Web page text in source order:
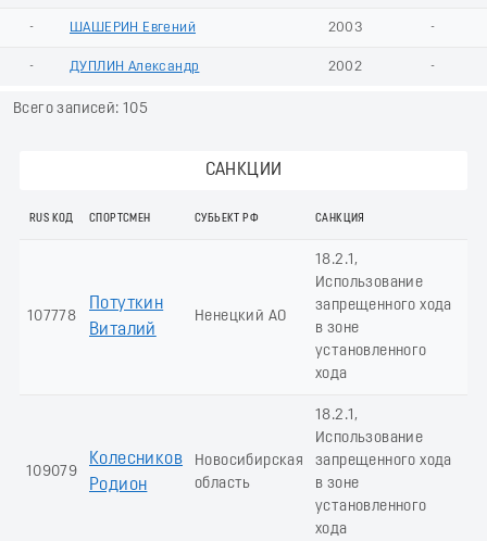
- ШАШЕРИН Евгений 2003 -
- ДУПЛИН Александр 2002 -
Всего записей: 105
САНКЦИИ
RUS КОД СПОРТСМЕН СУБЬЕКТ РФ САНКЦИЯ
107778
Потуткин
Виталий
Ненецкий АО
18.2.1,
Использование
запрещенного хода
в зоне
установленного
хода
109079
Колесников
Родион
Новосибирская
область
18.2.1,
Использование
запрещенного хода
в зоне
установленного
хода